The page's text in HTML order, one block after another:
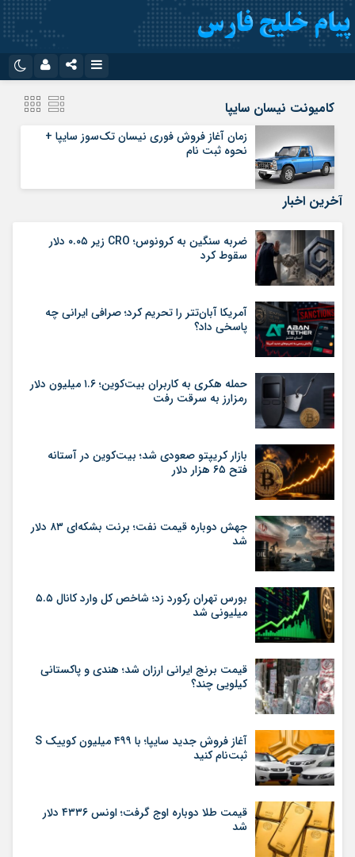
سروش
آپارات
رمز عبور
کامیونت نیسان سایپا
زمان آغاز فروش فوری نیسان تک‌سوز سایپا +
نحوه ثبت نام
آخرین اخبار
ضربه سنگین به کرونوس؛ CRO زیر ۰.۰۵ دلار
سقوط کرد
آمریکا آبان‌تتر را تحریم کرد؛ صرافی ایرانی چه
پاسخی داد؟
حمله هکری به کاربران بیت‌کوین؛ ۱.۶ میلیون دلار
رمزارز به سرقت رفت
بازار کریپتو صعودی شد؛ بیت‌کوین در آستانه
فتح ۶۵ هزار دلار
جهش دوباره قیمت نفت؛ برنت بشکه‌ای ۸۳ دلار
شد
بورس تهران رکورد زد؛ شاخص کل وارد کانال ۵.۵
میلیونی شد
قیمت برنج ایرانی ارزان شد؛ هندی و پاکستانی
کیلویی چند؟
آغاز فروش جدید سایپا؛ با ۴۹۹ میلیون کوییک S
ثبت‌نام کنید
قیمت طلا دوباره اوج گرفت؛ اونس ۴۳۳۶ دلار
شد